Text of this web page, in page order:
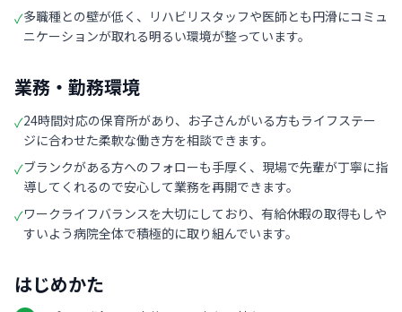
✓多職種との壁が低く、リハビリスタッフや医師とも円滑にコミュ
ニケーションが取れる明るい環境が整っています。
業務・勤務環境
✓24時間対応の保育所があり、お子さんがいる方もライフステー
ジに合わせた柔軟な働き方を相談できます。
✓ブランクがある方へのフォローも手厚く、現場で先輩が丁寧に指
導してくれるので安心して業務を再開できます。
✓ワークライフバランスを大切にしており、有給休暇の取得もしや
すいよう病院全体で積極的に取り組んでいます。
はじめかた